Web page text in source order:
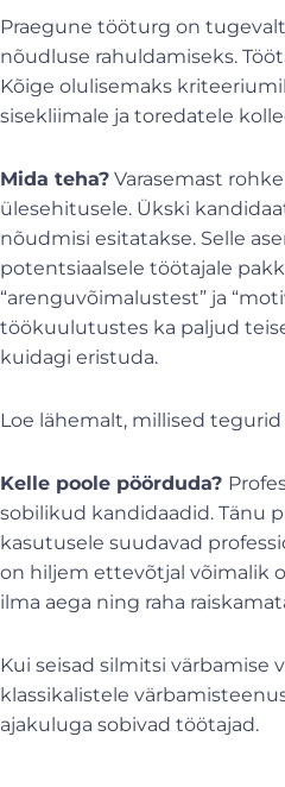
Praegune tööturg on
nõudluse rahuldamiseks.
Kõige olulisemaks
sisekliimale ja toredatele
Mida teha? Varasemast
ülesehitusele. Ükski
nõudmisi esitatakse. Selle
potentsiaalsele töötajale
“arenguvõimalustest” ja
töökuulutustes ka paljud
kuidagi eristuda.
Loe lähemalt, millised
Kelle poole pöörduda?
sobilikud kandidaadid. Tänu
kasutusele suudavad
on hiljem ettevõtjal võimalik
ilma aega ning raha
Kui seisad silmitsi värbamise
klassikalistele
ajakuluga sobivad töötajad.